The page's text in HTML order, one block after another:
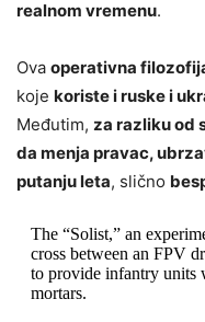
realnom vremenu.
Ova operativna
koje koriste i ruske i
Međutim, za razliku od
da menja pravac,
putanju leta, slično
The “Solist,” an
cross between an FPV
to provide infantry units
mortars.